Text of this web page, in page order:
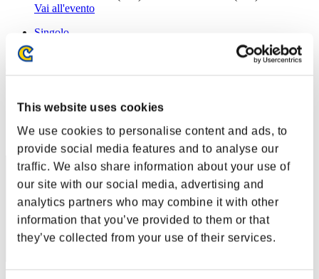
This website uses cookies
We use cookies to personalise content and ads, to
provide social media features and to analyse our
traffic. We also share information about your use of
our site with our social media, advertising and
analytics partners who may combine it with other
information that you’ve provided to them or that
they’ve collected from your use of their services.
Vai all'evento
Singolo
Posizione
161